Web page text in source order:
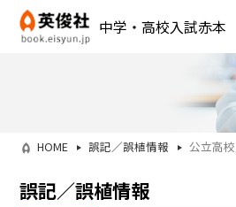
中学・高校入試赤本
HOME 誤記／誤植情報 公立高
誤記／誤植情報